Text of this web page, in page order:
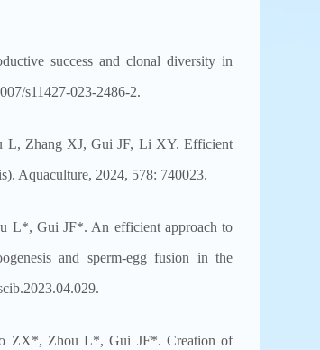
success and clonal diversity in
s11427-023-2486-2.
L, Zhang XJ, Gui JF, Li XY. Efficient
Aquaculture, 2024, 578: 740023.
L*, Gui JF*. An efficient approach to
and sperm-egg fusion in the
ZX*, Zhou L*, Gui JF*. Creation of